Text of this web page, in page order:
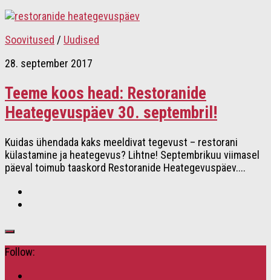
Soovitused / Uudised
28. september 2017
Teeme koos head: Restoranide
Heategevuspäev 30. septembril!
Kuidas ühendada kaks meeldivat tegevust – restorani
külastamine ja heategevus? Lihtne! Septembrikuu viimasel
päeval toimub taaskord Restoranide Heategevuspäev....
Follow: